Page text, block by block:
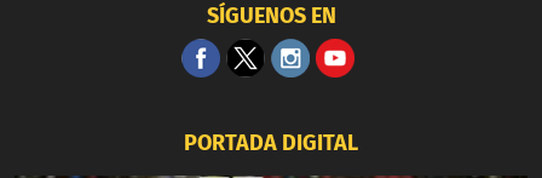
SÍGUENOS EN
PORTADA DIGITAL